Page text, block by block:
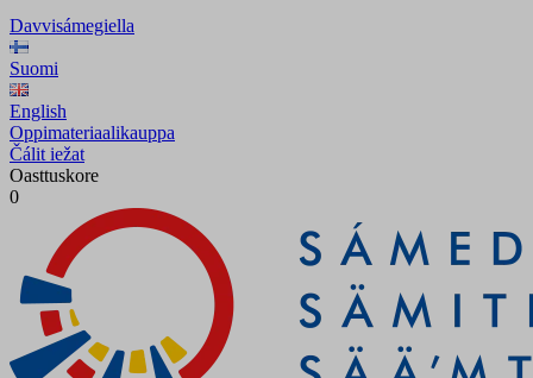
Davvisámegiella
Suomi
English
Oppimateriaalikauppa
Čálit iežat
Oasttuskore
0